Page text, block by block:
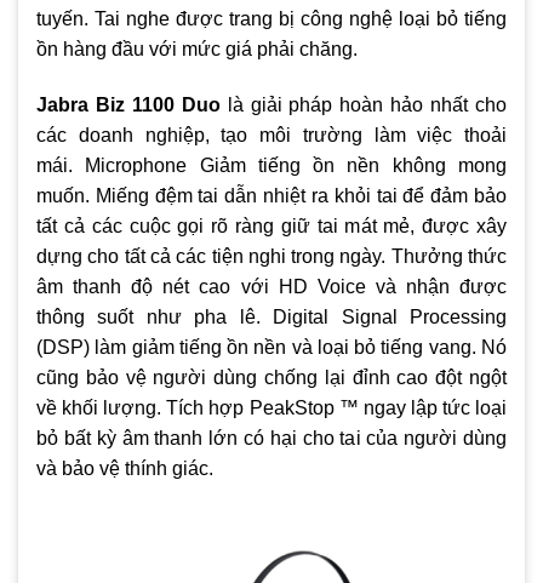
tuyến. Tai nghe được trang bị công nghệ loại bỏ tiếng
ồn hàng đầu với mức giá phải chăng.
Jabra Biz 1100 Duolà giải pháp hoàn hảo nhất cho
các doanh nghiệp, tạo môi trường làm việc thoải
mái. Microphone Giảm tiếng ồn nền không mong
muốn. Miếng đệm tai dẫn nhiệt ra khỏi tai để đảm bảo
tất cả các cuộc gọi rõ ràng giữ tai mát mẻ, được xây
dựng cho tất cả các tiện nghi trong ngày. Thưởng thức
âm thanh độ nét cao với HD Voice và nhận được
thông suốt như pha lê. Digital Signal Processing
(DSP) làm giảm tiếng ồn nền và loại bỏ tiếng vang. Nó
cũng bảo vệ người dùng chống lại đỉnh cao đột ngột
về khối lượng. Tích hợp PeakStop ™ ngay lập tức loại
bỏ bất kỳ âm thanh lớn có hại cho tai của người dùng
và bảo vệ thính giác.